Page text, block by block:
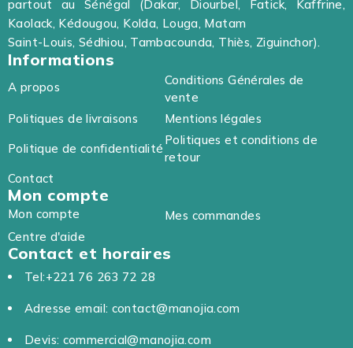
partout au Sénégal (Dakar, Diourbel, Fatick, Kaffrine,
Kaolack, Kédougou, Kolda, Louga, Matam
Saint-Louis, Sédhiou, Tambacounda, Thiès, Ziguinchor).
Informations
A propos
Conditions Générales de
vente
Politiques de livraisons
Mentions légales
Politique de confidentialité
Politiques et conditions de
retour
Contact
Mon compte
Mon compte
Mes commandes
Centre d'aide
Contact et horaires
Tel:+221 76 263 72 28
Adresse email: contact@manojia.com
Devis: commercial@manojia.com